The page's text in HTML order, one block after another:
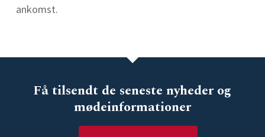
ankomst.
Få tilsendt de seneste nyheder og
mødeinformationer